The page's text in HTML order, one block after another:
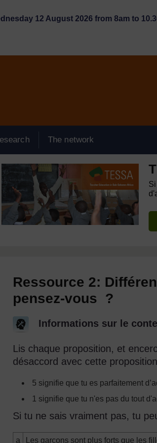
12 August 2026 from 8am to
The network
Ressource 2:
pensez-vous ?
Informations sur le
Lis chaque proposition, et
désaccord avec cette
5 signifie que tu es parfaitement
1 signifie que tu n'es pas du tout
Si tu ne sais vraiment pas, tu
a Les garçons sont plus forts que les